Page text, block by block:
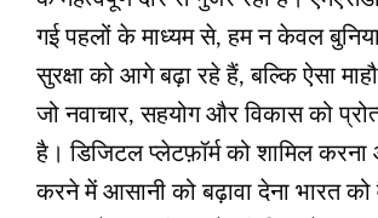
गई पहलों के माध्यम से, हम न केवल
सुरक्षा को आगे बढ़ा रहे हैं, बल्कि ऐसा
जो नवाचार, सहयोग और विकास को
है। डिजिटल प्लेटफ़ॉर्म को शामिल करना
करने में आसानी को बढ़ावा देना भारत को